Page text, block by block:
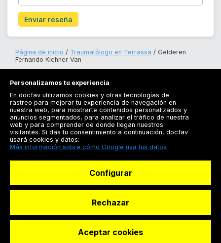
Enviar reseña
Página de inicio Traumatólogo en Terrassa
Gelderen
Fernando Kichner Van
Registrarse
Docfav
© Dashboard Technologies S.L
Personalizamos tu experiencia
En docfav utilizamos cookies y otras tecnologías de
rastreo para mejorar tu experiencia de navegación en
nuestra web, para mostrarte contenidos personalizados y
anuncios segmentados, para analizar el tráfico de nuestra
web y para comprender de donde llegan nuestros
visitantes. Si das tu consentimiento a continuación, docfav
usará cookies y datos:
Más información sobre cómo Google usa tus datos
Configurar
Rechazar
Aceptar cookies